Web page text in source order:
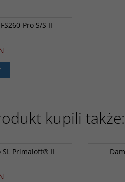
PROMOCJA WYPRZEDAŻ
Pro S/S II
kupili także:
DARMOWA DOSTAWA
SL Primaloft® II